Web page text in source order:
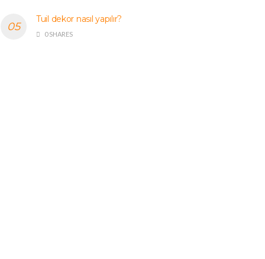
Tuil dekor nasıl yapılır?
0 SHARES